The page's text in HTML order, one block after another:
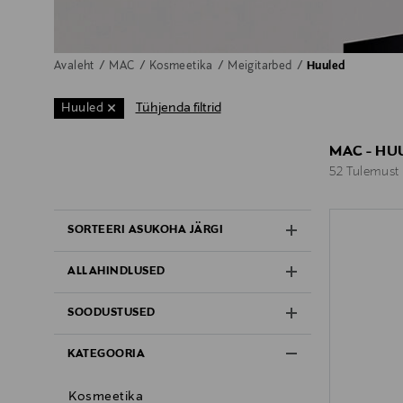
Avaleht MAC Kosmeetika Meigitarbed Huuled
Huuled Tühjenda filtrid
SORTEERI ASUKOHA JÄRGI
ALLAHINDLUSED
SOODUSTUSED
KATEGOORIA
Kosmeetika
MAC -
52 Tulemust